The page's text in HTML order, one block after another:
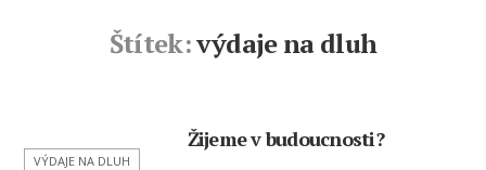
Štítek:výdaje na dluh
VÝDAJE NA DLUH
Žijeme v budoucnosti?